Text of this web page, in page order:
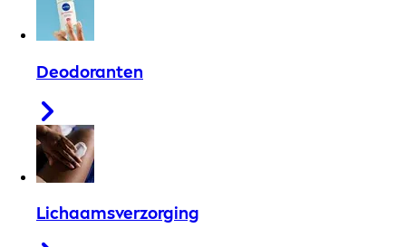
Deodoranten
Lichaamsverzorging